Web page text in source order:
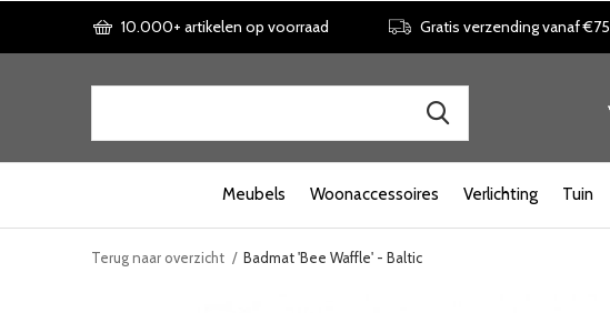
Meubels Woonaccessoires Verlichting Tuin
10.000+ artikelen op voorraad Gratis verzending vanaf €75
Terug naar overzicht Badmat 'Bee Waffle' - Baltic